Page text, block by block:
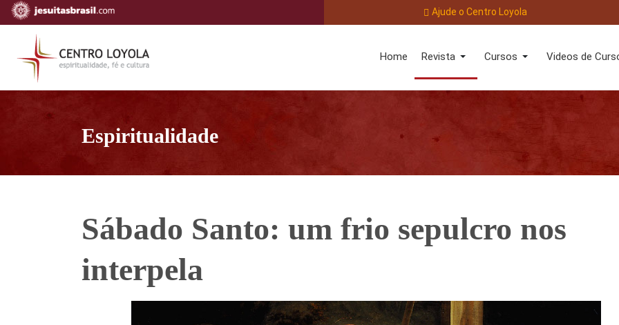
Ajude o Centro Loyola
Home Revista Cursos Videos de
Espiritualidade
Sábado Santo: um frio sepulcro nos
interpela